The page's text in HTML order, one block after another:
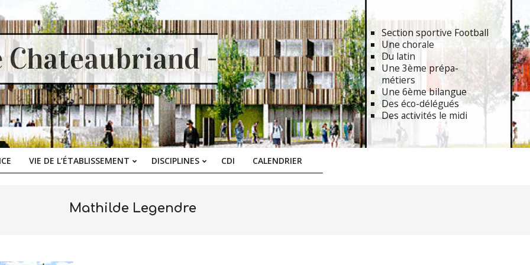
Chateaubriand -
Section sportive Football
Une chorale
Du latin
Une 3ème prépa-
métiers
Une 6ème bilangue
Des éco-délégués
Des activités le midi
Primary
VIE DE L’ÉTABLISSEMENT DISCIPLINES CDI CALENDRIER
Mathilde Legendre